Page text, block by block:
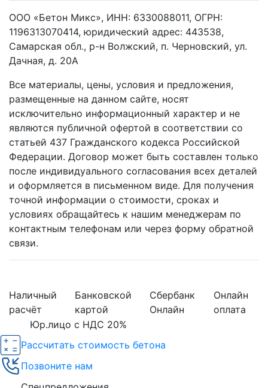
ООО «Бетон Микс», ИНН: 6330088011, ОГРН:
1196313070414, юридический адрес: 443538,
Самарская обл., р-н Волжский, п. Черновский, ул.
Дачная, д. 20А
Все материалы, цены, условия и предложения,
размещенные на данном сайте, носят
исключительно информационный характер и не
являются публичной офертой в соответствии со
статьей 437 Гражданского кодекса Российской
Федерации. Договор может быть составлен только
после индивидуального согласования всех деталей
и оформляется в письменном виде. Для получения
точной информации о стоимости, сроках и
условиях обращайтесь к нашим менеджерам по
контактным телефонам или через форму обратной
связи.
Наличный
расчёт
Банковской
картой
Сбербанк
Онлайн
Онлайн
оплата
Юр.лицо с НДС 20%
Рассчитать стоимость бетона
Позвоните нам